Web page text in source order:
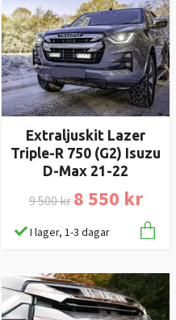
Extraljuskit Lazer
Triple-R 750 (G2) Isuzu
D-Max 21-22
9 500 kr 8 550 kr
I lager, 1-3 dagar